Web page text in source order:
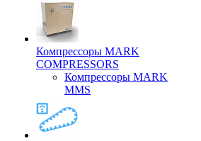
Компрессоры MARK
COMPRESSORS
Компрессоры MARK
MMS